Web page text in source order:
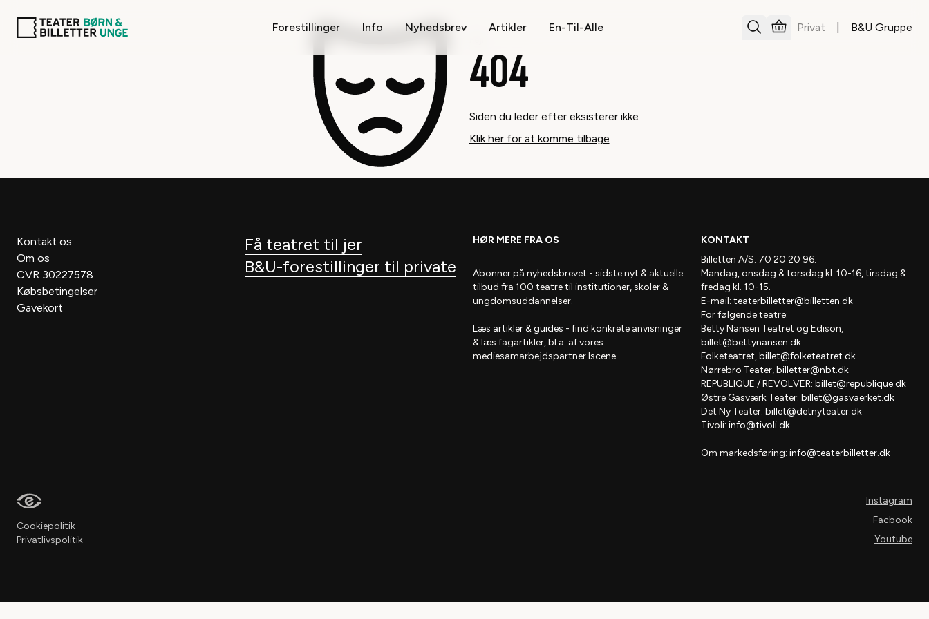
Forestillinger Info Nyhedsbrev Artikler En-Til-Alle Privat B&U Gruppe
404
Siden du leder efter eksisterer ikke
Klik her for at komme tilbage
Kontakt os
Om os
CVR 30227578
Købsbetingelser
Gavekort
Få teatret til jer
B&U-forestillinger til private
HØR MERE FRA OS
Abonner på nyhedsbrevet - sidste nyt & aktuelle
tilbud fra 100 teatre til institutioner, skoler &
ungdomsuddannelser.
Læs artikler & guides - find konkrete anvisninger
& læs fagartikler, bl.a. af vores
mediesamarbejdspartner Iscene.
KONTAKT
Billetten A/S: 70 20 20 96.
Mandag, onsdag & torsdag kl. 10-16, tirsdag &
fredag kl. 10-15.
E-mail: teaterbilletter@billetten.dk
For følgende teatre:
Betty Nansen Teatret og Edison,
billet@bettynansen.dk
Folketeatret,billet@folketeatret.dk
Nørrebro Teater,billetter@nbt.dk
REPUBLIQUE / REVOLVER: billet@republique.dk
Østre Gasværk Teater: billet@gasvaerket.dk
Det Ny Teater: billet@detnyteater.dk
Tivoli: info@tivoli.dk
Om markedsføring: info@teaterbilletter.dk
Cookiepolitik
Privatlivspolitik
Instagram
Facbook
Youtube